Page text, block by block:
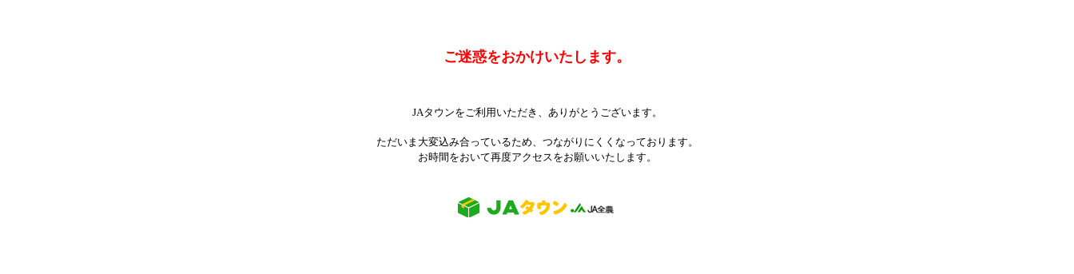
ご迷惑をおかけいたします。
JAタウンをご利用いただき、ありがとうございます。
ただいま大変込み合っているため、つながりにくくなっております。
お時間をおいて再度アクセスをお願いいたします。